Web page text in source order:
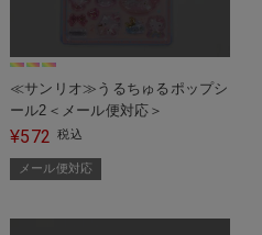
≪サンリオ≫うるちゅるポップシ
ール2＜メール便対応＞
¥572 税込
メール便対応